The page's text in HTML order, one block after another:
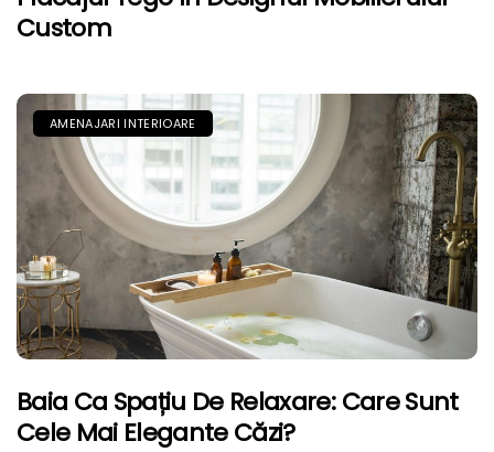
Custom
AMENAJARI INTERIOARE
Baia Ca Spațiu De Relaxare: Care Sunt
Cele Mai Elegante Căzi?